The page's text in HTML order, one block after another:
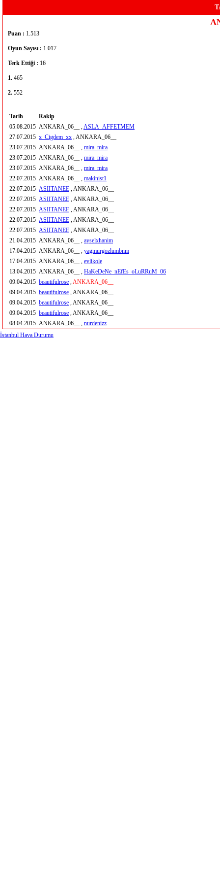
Puan : 1.513
Oyun Sayısı : 1.017
Terk Ettiği : 16
1. 465
2. 552
Tarih
Rakip
05.08.2015 ANKARA_06__ ,ASLA_AFFETMEM
27.07.2015 x_Cigdem_xx , ANKARA_06__
23.07.2015 ANKARA_06__ , mira_mira
23.07.2015 ANKARA_06__ , mira_mira
23.07.2015 ANKARA_06__ , mira_mira
22.07.2015 ANKARA_06__ , makinist1
22.07.2015 ASIITANEE , ANKARA_06__
22.07.2015 ASIITANEE , ANKARA_06__
22.07.2015 ASIITANEE , ANKARA_06__
22.07.2015 ASIITANEE , ANKARA_06__
22.07.2015 ASIITANEE , ANKARA_06__
21.04.2015 ANKARA_06__ , ayselxhanim
17.04.2015 ANKARA_06__ , yagmurgozlumbnm
17.04.2015 ANKARA_06__ , evlikole
13.04.2015 ANKARA_06__ , HaKeDeNe_nEfEs_oLuRRuM_06
09.04.2015 beautifulrose ,ANKARA_06__
09.04.2015 beautifulrose , ANKARA_06__
09.04.2015 beautifulrose , ANKARA_06__
09.04.2015 beautifulrose , ANKARA_06__
08.04.2015 ANKARA_06__ , nurdenizz
İstanbul Hava Durumu